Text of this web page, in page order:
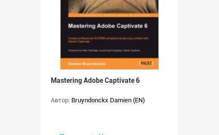
Mastering Adobe Captivate 6
Автор: Bruyndonckx Damien (EN)